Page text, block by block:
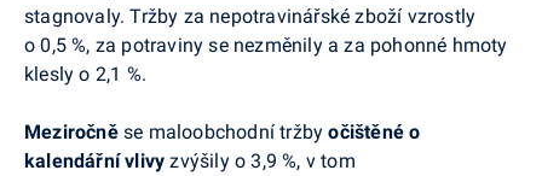
stagnovaly. Tržby za nepotravinářské zboží vzrostly
o 0,5 %, za potraviny se nezměnily a za pohonné hmoty
klesly o 2,1 %.
Meziročněse maloobchodní tržbyočištěné o
kalendářní vlivyzvýšily o 3,9 %, v tom